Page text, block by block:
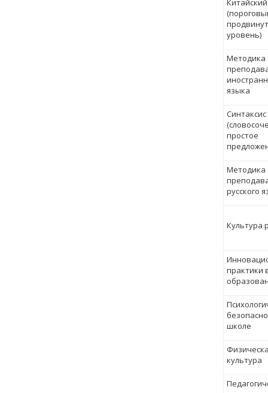
уровень)
Методика
языка
Синтаксис
простое
Методика
русского
Культура
практики
школе
культура